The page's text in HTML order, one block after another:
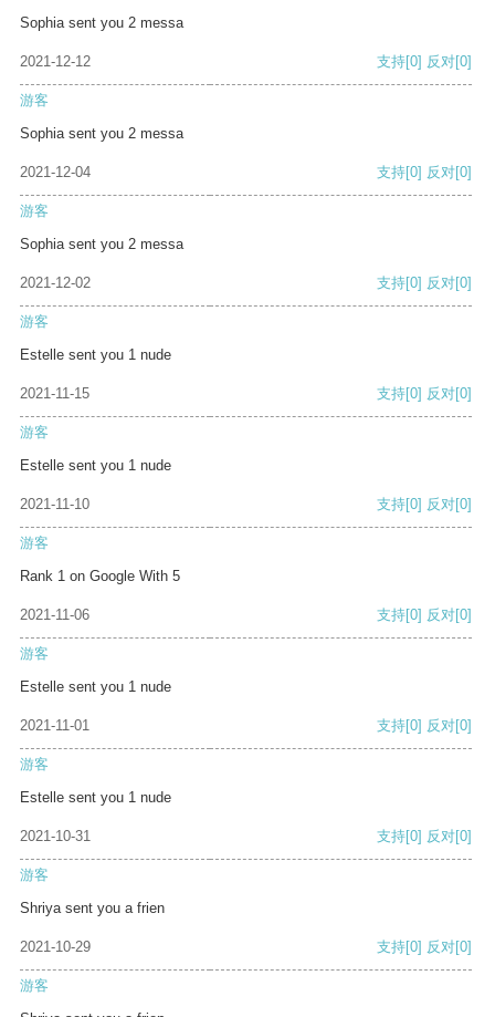
Sophia sent you 2 messa
2021-12-12 支持[0] 反对[0]
游客
Sophia sent you 2 messa
2021-12-04 支持[0] 反对[0]
游客
Sophia sent you 2 messa
2021-12-02 支持[0] 反对[0]
游客
Estelle sent you 1 nude
2021-11-15 支持[0] 反对[0]
游客
Estelle sent you 1 nude
2021-11-10 支持[0] 反对[0]
游客
Rank 1 on Google With 5
2021-11-06 支持[0] 反对[0]
游客
Estelle sent you 1 nude
2021-11-01 支持[0] 反对[0]
游客
Estelle sent you 1 nude
2021-10-31 支持[0] 反对[0]
游客
Shriya sent you a frien
2021-10-29 支持[0] 反对[0]
游客